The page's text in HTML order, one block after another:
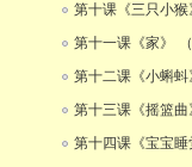
第十课《三只小
第十一课《家》
第十二课《小蝌
第十三课《摇篮
第十四课《宝宝